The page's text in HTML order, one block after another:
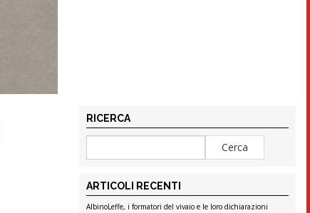
RICERCA
ARTICOLI RECENTI
AlbinoLeffe, i formatori del vivaio e le loro dichiarazioni